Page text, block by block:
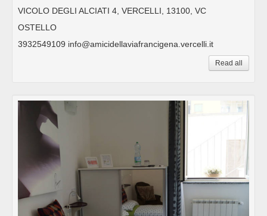
VICOLO DEGLI ALCIATI 4, VERCELLI, 13100, VC
OSTELLO
3932549109 info@amicidellaviafrancigena.vercelli.it
Read all